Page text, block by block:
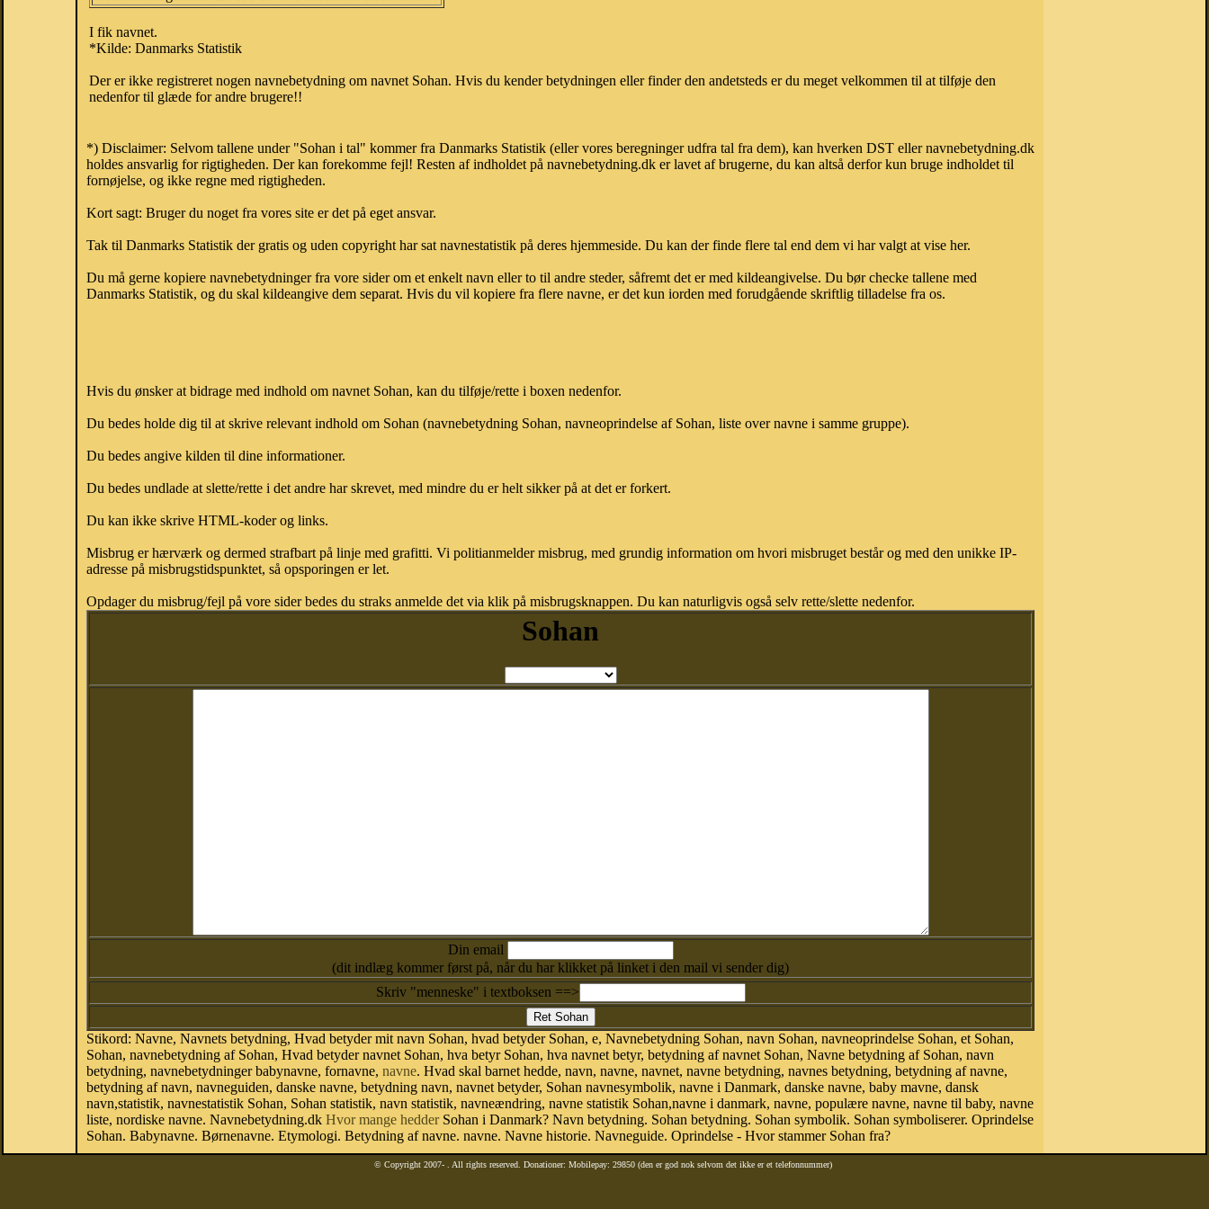
I fik navnet.
*Kilde: Danmarks Statistik
Der er ikke registreret nogen navnebetydning om navnet Sohan. Hvis du kender betydningen eller finder den andetsteds er du meget velkommen til at tilføje den
nedenfor til glæde for andre brugere!!
*) Disclaimer: Selvom tallene under "Sohan i tal" kommer fra Danmarks Statistik (eller vores beregninger udfra tal fra dem), kan hverken DST eller navnebetydning.dk
holdes ansvarlig for rigtigheden. Der kan forekomme fejl! Resten af indholdet på navnebetydning.dk er lavet af brugerne, du kan altså derfor kun bruge indholdet til
fornøjelse, og ikke regne med rigtigheden.
Kort sagt: Bruger du noget fra vores site er det på eget ansvar.
Tak til Danmarks Statistik der gratis og uden copyright har sat navnestatistik på deres hjemmeside. Du kan der finde flere tal end dem vi har valgt at vise her.
Du må gerne kopiere navnebetydninger fra vore sider om et enkelt navn eller to til andre steder, såfremt det er med kildeangivelse. Du bør checke tallene med
Danmarks Statistik, og du skal kildeangive dem separat. Hvis du vil kopiere fra flere navne, er det kun iorden med forudgående skriftlig tilladelse fra os.
Hvis du ønsker at bidrage med indhold om navnet Sohan, kan du tilføje/rette i boxen nedenfor.
Du bedes holde dig til at skrive relevant indhold om Sohan (navnebetydning Sohan, navneoprindelse af Sohan, liste over navne i samme gruppe).
Du bedes angive kilden til dine informationer.
Du bedes undlade at slette/rette i det andre har skrevet, med mindre du er helt sikker på at det er forkert.
Du kan ikke skrive HTML-koder og links.
Misbrug er hærværk og dermed strafbart på linje med grafitti. Vi politianmelder misbrug, med grundig information om hvori misbruget består og med den unikke IP-
adresse på misbrugstidspunktet, så opsporingen er let.
Opdager du misbrug/fejl på vore sider bedes du straks anmelde det via klik på misbrugsknappen. Du kan naturligvis også selv rette/slette nedenfor.
Sohan
Din email
(dit indlæg kommer først på, når du har klikket på linket i den mail vi sender dig)
Skriv "menneske" i textboksen ==>
Stikord: Navne, Navnets betydning, Hvad betyder mit navn Sohan, hvad betyder Sohan, e, Navnebetydning Sohan, navn Sohan, navneoprindelse Sohan, et Sohan,
Sohan, navnebetydning af Sohan, Hvad betyder navnet Sohan, hva betyr Sohan, hva navnet betyr, betydning af navnet Sohan, Navne betydning af Sohan, navn
betydning, navnebetydninger babynavne, fornavne, navne. Hvad skal barnet hedde, navn, navne, navnet, navne betydning, navnes betydning, betydning af navne,
betydning af navn, navneguiden, danske navne, betydning navn, navnet betyder, Sohan navnesymbolik, navne i Danmark, danske navne, baby mavne, dansk
navn,statistik, navnestatistik Sohan, Sohan statistik, navn statistik, navneændring, navne statistik Sohan,navne i danmark, navne, populære navne, navne til baby, navne
liste, nordiske navne. Navnebetydning.dk Hvor mange hedderSohan i Danmark? Navn betydning. Sohan betydning. Sohan symbolik. Sohan symboliserer. Oprindelse
Sohan. Babynavne. Børnenavne. Etymologi. Betydning af navne. navne. Navne historie. Navneguide. Oprindelse - Hvor stammer Sohan fra?
© Copyright 2007- . All rights reserved. Donationer: Mobilepay: 29850 (den er god nok selvom det ikke er et telefonnummer)